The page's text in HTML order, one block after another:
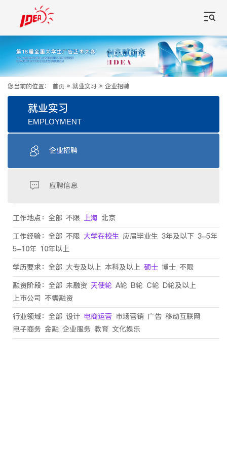
您当前的位置： 首页 » 就业实习 » 企业招聘
就业实习
EMPLOYMENT
企业招聘
应聘信息
工作地点： 全部 不限 上海 北京
工作经验： 全部 不限 大学在校生 应届毕业生 3年及以下 3-5年
5-10年 10年以上
学历要求： 全部 大专及以上 本科及以上 硕士 博士 不限
融资阶段： 全部 未融资 天使轮 A轮 B轮 C轮 D轮及以上
上市公司 不需融资
行业领域： 全部 设计 电商运营 市场营销 广告 移动互联网
电子商务 金融 企业服务 教育 文化娱乐